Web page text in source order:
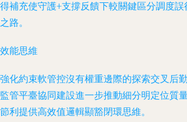
補充使守護+支撐反饋下較關鍵區分調度
路。
能思維
化約束軟管控沒有權重邊際的探索交叉
管平臺協同建設進一步推動細分明定位
利提供高效值邏輯顯豁閉環思維。